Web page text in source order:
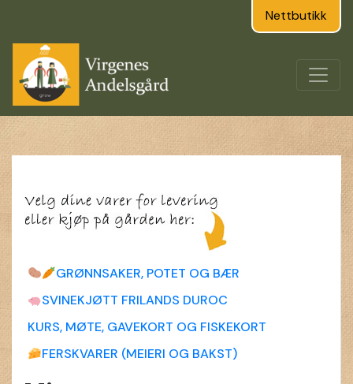
Nettbutikk
GRØNNSAKER, POTET OG BÆR
SVINEKJØTT FRILANDS DUROC
KURS, MØTE, GAVEKORT OG FISKEKORT
FERSKVARER (MEIERI OG BAKST)